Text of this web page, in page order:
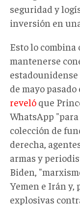
seguridad y
inversión en
Esto lo
mantenerse
de mayo
reveló que
WhatsApp
colección de
derecha,
armas y
Biden,
Yemen e Irán y,
explosivas